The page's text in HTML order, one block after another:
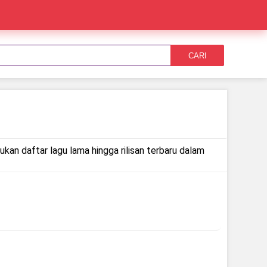
CARI
daftar lagu lama hingga rilisan terbaru dalam